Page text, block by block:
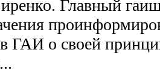
Главный
ГАИ о своей